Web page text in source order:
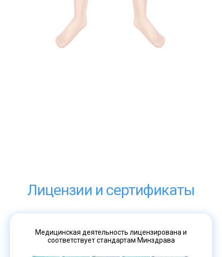
Лицензии и сертификаты
Медицинская деятельность лицензирована и
соответствует стандартам Минздрава